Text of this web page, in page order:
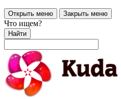
Открыть меню Закрыть меню
Что ищем?
Найти